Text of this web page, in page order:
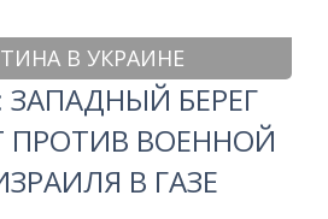
В УКРАИНЕ
БЕРЕГ
ПРОТИВ ВОЕННОЙ
В ГАЗЕ